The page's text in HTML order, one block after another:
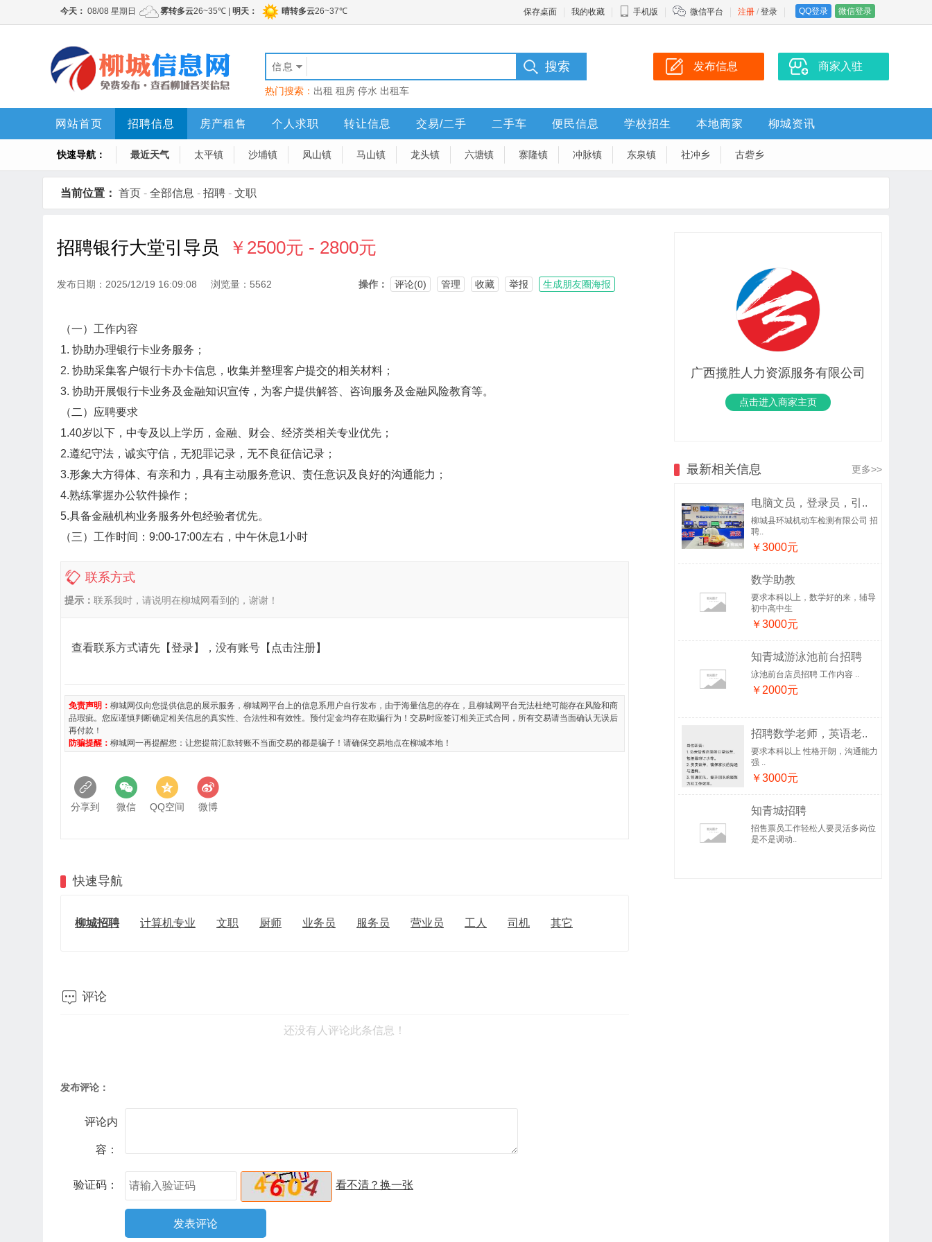
保存桌面 我的收藏 手机版 微信平台 注册 / 登录 QQ登录 微信登录
信息
热门搜索： 出租 租房 停水 出租车
发布信息 商家入驻
网站首页 招聘信息 房产租售 个人求职 转让信息 交易/二手 二手车 便民信息 学校招生 本地商家 柳城资讯
快速导航： 最近天气 太平镇 沙埔镇 凤山镇 马山镇 龙头镇 六塘镇 寨隆镇 冲脉镇 东泉镇 社冲乡 古砦乡
当前位置： 首页 - 全部信息 - 招聘 - 文职
招聘银行大堂引导员 ￥2500元 - 2800元
发布日期：2025/12/19 16:09:08 浏览量：5562 操作： 评论(0) 管理 收藏 举报 生成朋友圈海报
（一）工作内容
1. 协助办理银行卡业务服务；
2. 协助采集客户银行卡办卡信息，收集并整理客户提交的相关材料；
3. 协助开展银行卡业务及金融知识宣传，为客户提供解答、咨询服务及金融风险教育等。
（二）应聘要求
1.40岁以下，中专及以上学历，金融、财会、经济类相关专业优先；
2.遵纪守法，诚实守信，无犯罪记录，无不良征信记录；
3.形象大方得体、有亲和力，具有主动服务意识、责任意识及良好的沟通能力；
4.熟练掌握办公软件操作；
5.具备金融机构业务服务外包经验者优先。
（三）工作时间：9:00-17:00左右，中午休息1小时
联系方式
提示： 联系我时，请说明在柳城网看到的，谢谢！
查看联系方式请先 【登录】 ，没有账号 【点击注册】
免责声明： 柳城网仅向您提供信息的展示服务，柳城网平台上的信息系用户自行发布，由于海量信息的存在，且柳城网平台无法杜绝可能存在风险和商
品瑕疵。您应谨慎判断确定相关信息的真实性、合法性和有效性。预付定金均存在欺骗行为！交易时应签订相关正式合同，所有交易请当面确认无误后
再付款！
防骗提醒： 柳城网一再提醒您：让您提前汇款转账不当面交易的都是骗子！请确保交易地点在柳城本地！
分享到 微信 QQ空间 微博
快速导航
柳城招聘 计算机专业 文职 厨师 业务员 服务员 营业员 工人 司机 其它
 评论
还没有人评论此条信息！
发布评论：
评论内
容：
验证码： 看不清？换一张
广西揽胜人力资源服务有限公司
点击进入商家主页
最新相关信息 更多>>
电脑文员，登录员，引..
柳城县环城机动车检测有限公司 招
聘..
￥3000元
数学助教
要求本科以上，数学好的来，辅导
初中高中生
￥3000元
知青城游泳池前台招聘
泳池前台店员招聘 工作内容 ..
￥2000元
招聘数学老师，英语老..
要求本科以上 性格开朗，沟通能力
强 ..
￥3000元
知青城招聘
招售票员工作轻松人要灵活多岗位
是不是调动..